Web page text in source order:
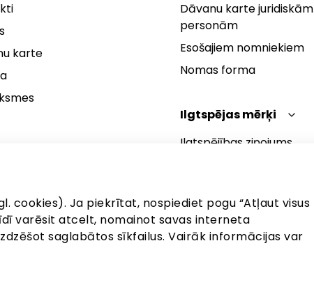
cookies). Ja piekrītat, nospiediet pogu “Atļaut visus
varēsit atcelt, nomainot savas interneta
saglabātos sīkfailus. Vairāk informācijas var
karte
Dāvanu karte juridiskām
personām
Esošajiem nomniekiem
Nomas forma
Ilgtspējas mērķi
Ilgtspējības ziņojums